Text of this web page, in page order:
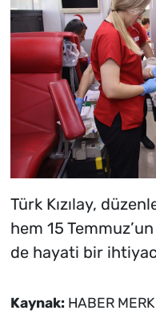
Türk Kızılay,
hem 15
de hayati bir
Kaynak: HABER